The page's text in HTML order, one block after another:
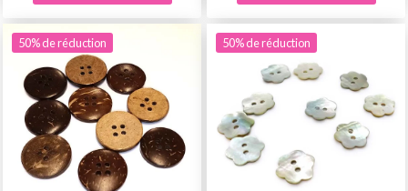
50% de réduction 50% de réduction